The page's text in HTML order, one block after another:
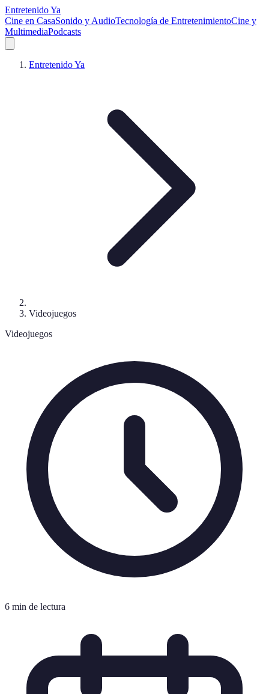
Entretenido Ya
Cine en CasaSonido y AudioTecnología de EntretenimientoCine y
MultimediaPodcasts
Entretenido Ya
Videojuegos
Videojuegos
6 min de lectura